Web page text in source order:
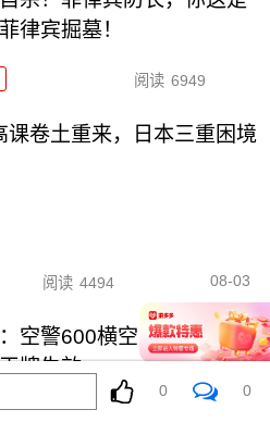
律宾掘墓！
阅读 6949
课卷土重来，日本三重困境
阅读 4494 08-03
空警600横空出世，美航母
牌失效
0 0